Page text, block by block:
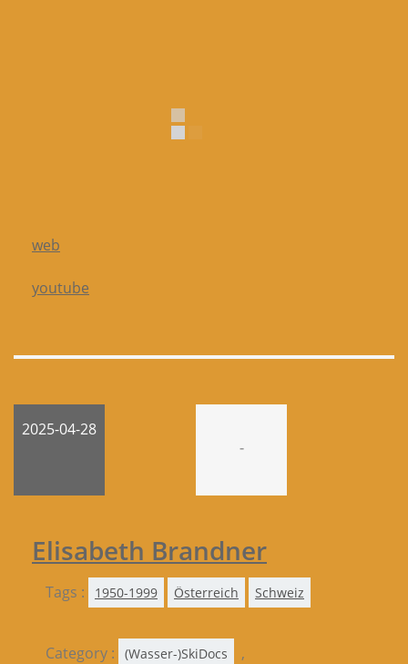
web
youtube
2025-04-28
-
Elisabeth Brandner
Tags : 1950-1999 Österreich Schweiz
Category : (Wasser-)SkiDocs ,